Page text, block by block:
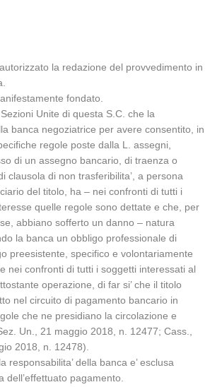
la redazione del provvedimento in
fondato.
Unite di questa S.C. che la
banca negoziatrice per avere consentito, in
regole poste dalla L. assegni,
di un assegno bancario, di traenza o
clausola di non trasferibilita’, a persona
del titolo, ha – nei confronti di tutti i
quelle regole sono dettate e che, per
abbiano sofferto un danno – natura
la banca un obbligo professionale di
preesistente, specifico e volontariamente
nei confronti di tutti i soggetti interessati al
operazione, di far si’ che il titolo
nel circuito di pagamento bancario in
che ne presidiano la circolazione e
Un., 21 maggio 2018, n. 12477; Cass.,
2018, n. 12478).
responsabilita’ della banca e’ esclusa
dell’effettuato pagamento.